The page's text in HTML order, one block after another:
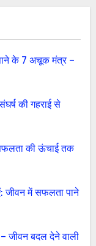
के 7 अचूक मंत्र –
की गहराई से
सफलता की ऊंचाई तक
जीवन में सफलता पाने
बदल देने वाली